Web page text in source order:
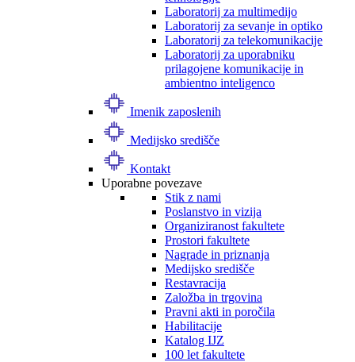
Laboratorij za multimedijo
Laboratorij za sevanje in optiko
Laboratorij za telekomunikacije
Laboratorij za uporabniku
prilagojene komunikacije in
ambientno inteligenco
Imenik zaposlenih
Medijsko središče
Kontakt
Uporabne povezave
Stik z nami
Poslanstvo in vizija
Organiziranost fakultete
Prostori fakultete
Nagrade in priznanja
Medijsko središče
Restavracija
Založba in trgovina
Pravni akti in poročila
Habilitacije
Katalog IJZ
100 let fakultete